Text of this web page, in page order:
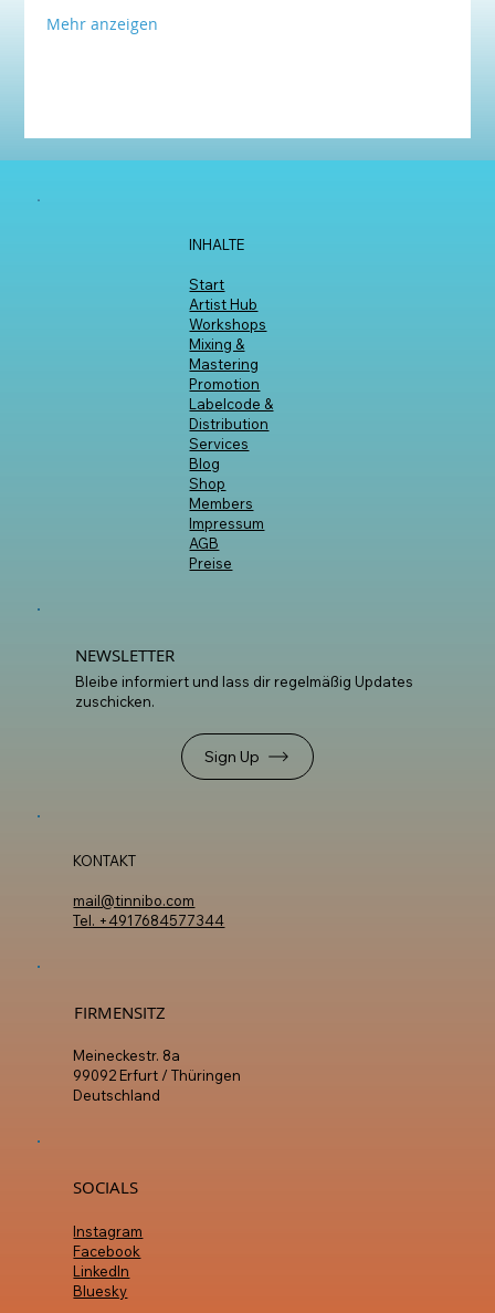
Mehr anzeigen
INHALTE
Start
Artist Hub
Workshops
Mixing &
Mastering
Promotion
Labelcode &
Distribution
Services
Blog
Shop
Members
Impressum
AGB
Preise
FIRMENSITZ
Meineckestr. 8a
99092 Erfurt / Thüringen
Deutschland
SOCIALS
Instagram
Facebook
LinkedIn
Bluesky
NEWSLETTER
Bleibe informiert und lass dir regelmäßig Updates
zuschicken.
Sign Up
KONTAKT
mail@tinnibo.com
Tel. +4917684577344